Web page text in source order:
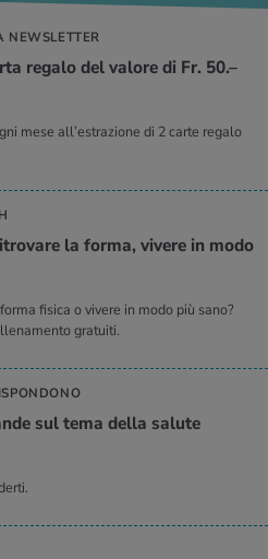
NEWSLETTER
re­ga­lo del va­lo­re di Fr. 50.–
mese all’estrazione di 2 carte regalo
la forma, vi­ve­re in modo
fisica o vivere in modo più sano?
gratuiti.
sul tema della sa­lu­te